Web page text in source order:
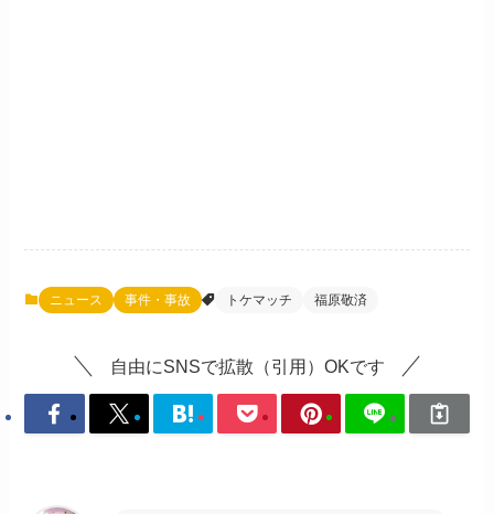
ニュース 事件・事故 トケマッチ 福原敬済
自由にSNSで拡散（引用）OKです